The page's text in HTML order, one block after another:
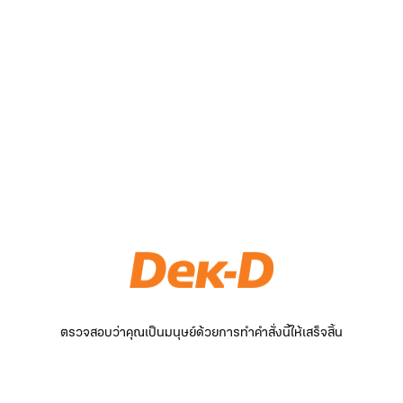
ตรวจสอบว่าคุณเป็นมนุษย์ด้วยการทำคำสั่งนี้ให้เสร็จสิ้น